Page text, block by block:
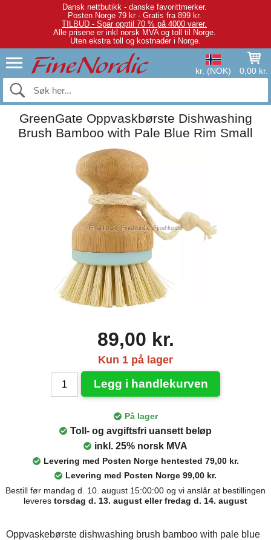
Dansk nettbutikk - danske favorittmerker.
Posten Norge 79 kr - Gratis fra 899 kr.
TILBUD - Spar opptil 70 % på 4000 varer.
Alle prisene er inkl norsk MVA og toll til Norge.
Uten ekstra toll og kostnader i Norge.
kr. (NOK) 0,00 kr.
GreenGate Oppvaskbørste Dishwashing
Brush Bamboo with Pale Blue Rim Small
89,00 kr.
Kun 1 på lager
Legg i handlekurven
På lager
Toll- og avgiftsfri uansett beløp
inkl. 25% norsk MVA
Levering med Posten Norge hentested 79,00 kr.
Levering med Posten Norge 99,00 kr.
Bestill før mandag d. 10. august 15:00:00 og vi anslår at bestillingen
leveres torsdag d. 13. august eller fredag d. 14. august
Oppvaskebørste dishwashing brush bamboo with pale blue